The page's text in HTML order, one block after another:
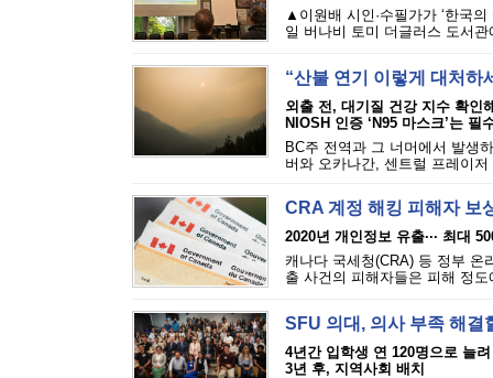
▲이원배 시인·수필가가 ‘한국
일 버나비 토미 더글러스 도서관
“산불 연기 이렇게 대처하
외출 전, 대기질 건강 지수 확인
NIOSH 인증 ‘N95 마스크’는 필
BC주 전역과 그 너머에서 발생
버와 오카나간, 센트럴 프레이
CRA 계정 해킹 피해자 보
2020년 개인정보 유출··· 최대
캐나다 국세청(CRA) 등 정부 온
출 사건의 피해자들은 피해 정
SFU 의대, 의사 부족 해
4년간 입학생 연 120명으로 늘려
3년 후, 지역사회 배치